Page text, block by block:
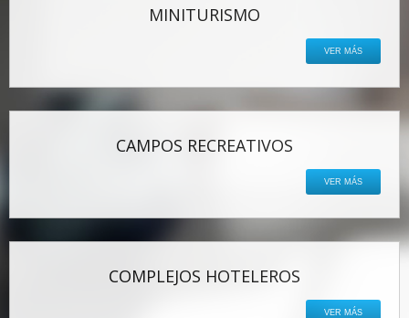
MINITURISMO
VER MÁS
CAMPOS RECREATIVOS
VER MÁS
COMPLEJOS HOTELEROS
VER MÁS